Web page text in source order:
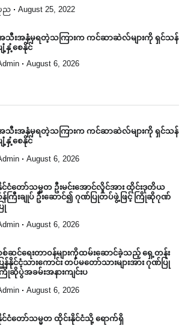
ည August 25, 2022
သီးအနှံမှရတဲ့သကြားက ကင်ဆာဆဲလ်များကို ရှင်သန်
ျံ့နှံ့စေနိုင်
August 6, 2026
သီးအနှံမှရတဲ့သကြားက ကင်ဆာဆဲလ်များကို ရှင်သန်
ျံ့နှံ့စေနိုင်
August 6, 2026
င်ငံတော်သမ္မတ ဦးမင်းအောင်လှိုင်အား ထိုင်းဒုတိယ
န်ကြီးချုပ် ဦးဆောင်၍ ဂုဏ်ပြုတပ်ဖွဲ့ဖြင့် ကြိုဆိုဂုဏ်
ြု
August 6, 2026
စ်ဆင်ရေးတာဝန်များကိုထမ်းဆောင်ခဲ့သည့် ရှေ့တန်း
ြန်နိုင်ငံ့သားကောင်း တပ်မတော်သားများအား ဂုဏ်ပြု
ြိုဆိုပွဲအခမ်းအနားကျင်းပ
August 6, 2026
င်ငံတော်သမ္မတ ထိုင်းနိုင်ငံသို့ ရောက်ရှိ